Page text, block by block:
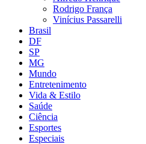
Rodrigo França
Vinícius Passarelli
Brasil
DF
SP
MG
Mundo
Entretenimento
Vida & Estilo
Saúde
Ciência
Esportes
Especiais